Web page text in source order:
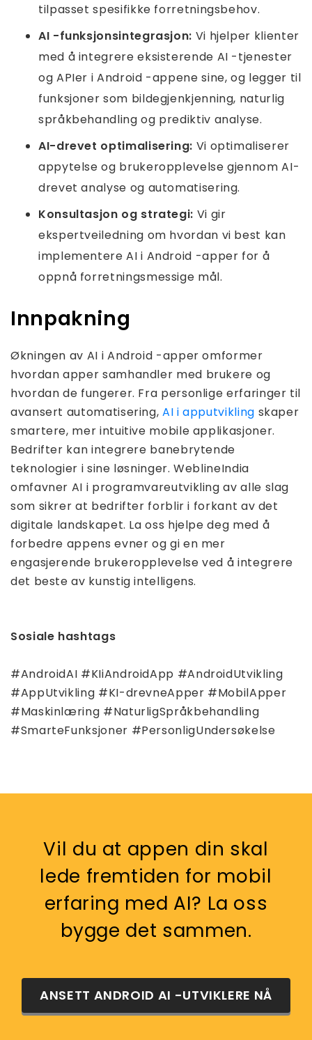
tilpasset spesifikke forretningsbehov.
AI -funksjonsintegrasjon: Vi hjelper klienter
med å integrere eksisterende AI -tjenester
og APIer i Android -appene sine, og legger til
funksjoner som bildegjenkjenning, naturlig
språkbehandling og prediktiv analyse.
AI-drevet optimalisering: Vi optimaliserer
appytelse og brukeropplevelse gjennom AI-
drevet analyse og automatisering.
Konsultasjon og strategi: Vi gir
ekspertveiledning om hvordan vi best kan
implementere AI i Android -apper for å
oppnå forretningsmessige mål.
Innpakning
Økningen av AI i Android -apper omformer
hvordan apper samhandler med brukere og
hvordan de fungerer. Fra personlige erfaringer til
avansert automatisering, AI i apputvikling skaper
smartere, mer intuitive mobile applikasjoner.
Bedrifter kan integrere banebrytende
teknologier i sine løsninger. WeblineIndia
omfavner AI i programvareutvikling av alle slag
som sikrer at bedrifter forblir i forkant av det
digitale landskapet. La oss hjelpe deg med å
forbedre appens evner og gi en mer
engasjerende brukeropplevelse ved å integrere
det beste av kunstig intelligens.
Sosiale hashtags
#AndroidAI #KIiAndroidApp #AndroidUtvikling
#AppUtvikling #KI-drevneApper #MobilApper
#Maskinlæring #NaturligSpråkbehandling
#SmarteFunksjoner #PersonligUndersøkelse
Vil du at appen din skal
lede fremtiden for mobil
erfaring med AI? La oss
bygge det sammen.
ANSETT ANDROID AI -UTVIKLERE NÅ